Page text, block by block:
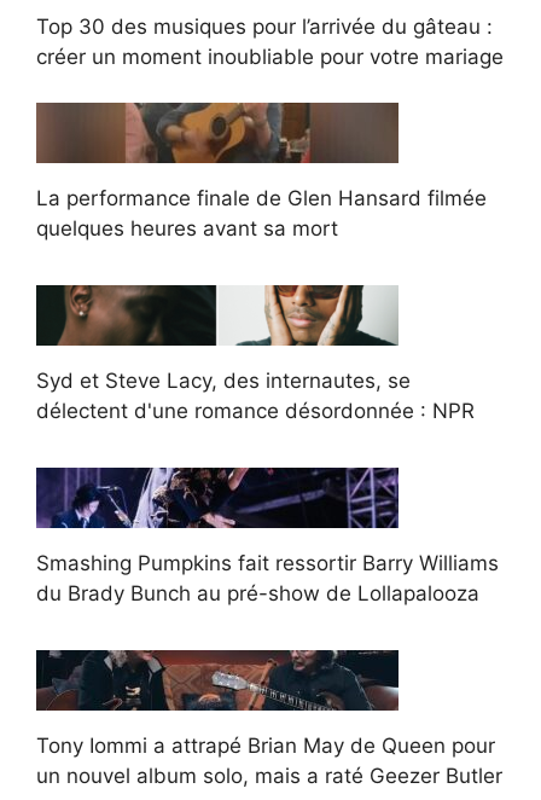
Top 30 des musiques pour l’arrivée du gâteau :
créer un moment inoubliable pour votre mariage
La performance finale de Glen Hansard filmée
quelques heures avant sa mort
Syd et Steve Lacy, des internautes, se
délectent d'une romance désordonnée : NPR
Smashing Pumpkins fait ressortir Barry Williams
du Brady Bunch au pré-show de Lollapalooza
Tony Iommi a attrapé Brian May de Queen pour
un nouvel album solo, mais a raté Geezer Butler